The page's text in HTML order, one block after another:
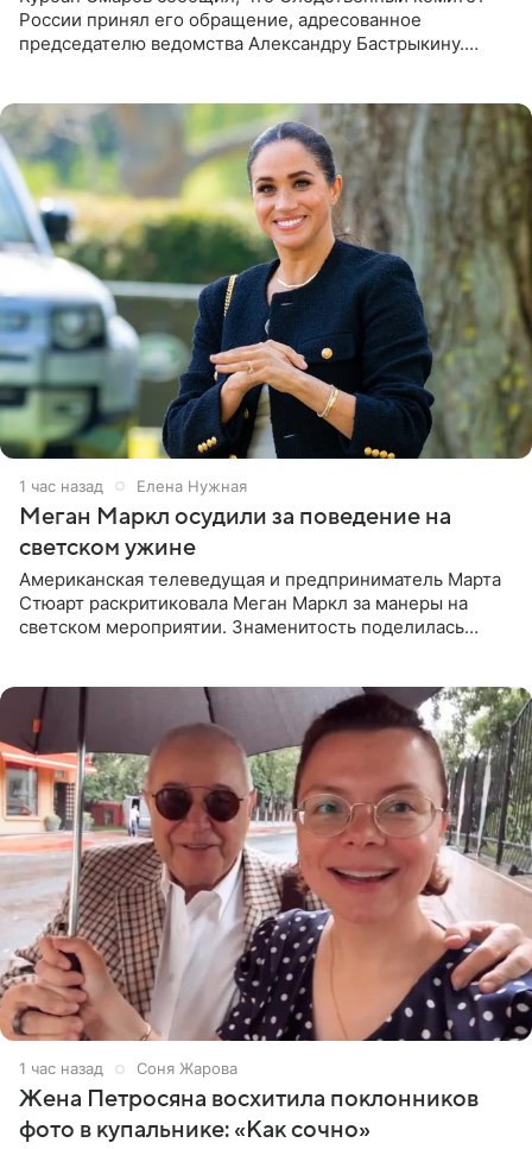
России принял его обращение, адресованное
председателю ведомства Александру Бастрыкину.
1 час назад Елена Нужная
Меган Маркл осудили за поведение на
светском ужине
Американская телеведущая и предприниматель Марта
Стюарт раскритиковала Меган Маркл за манеры на
светском мероприятии. Знаменитость поделилась
1 час назад Соня Жарова
Жена Петросяна восхитила поклонников
фото в купальнике: «Как сочно»